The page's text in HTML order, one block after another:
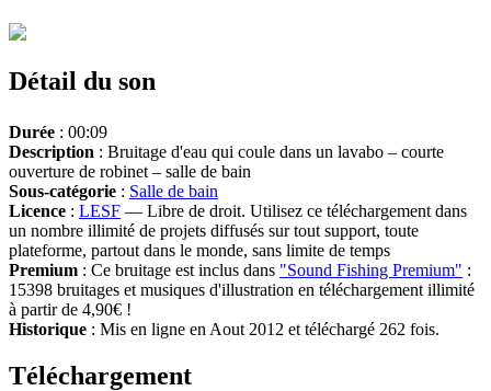
Détail du son
Durée : 00:09
Description : Bruitage d'eau qui coule dans un lavabo – courte
ouverture de robinet – salle de bain
Sous-catégorie : Salle de bain
Licence : LESF — Libre de droit. Utilisez ce téléchargement dans
un nombre illimité de projets diffusés sur tout support, toute
plateforme, partout dans le monde, sans limite de temps
Premium : Ce bruitage est inclus dans "Sound Fishing Premium" :
15398 bruitages et musiques d'illustration en téléchargement illimité
à partir de 4,90€ !
Historique : Mis en ligne en Aout 2012 et téléchargé 262 fois.
Téléchargement